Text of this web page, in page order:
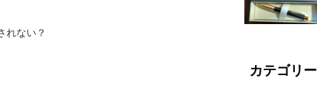
れない？
カテゴリー